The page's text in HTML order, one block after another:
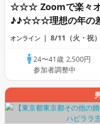
☆☆☆ Zoomで楽々オ
♪♪☆☆☆理想の年の
素敵な恋人見つけた
行あり♪♪
オンライン 8/11（火・祝）
24〜41歳 2,500円
参加者調整中